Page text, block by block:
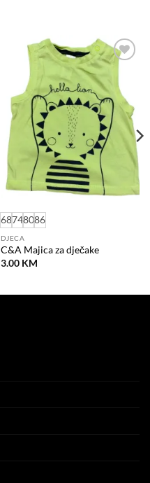
listu
želja
68748086
DJECA
C&A Majica za dječake
3.00 KM